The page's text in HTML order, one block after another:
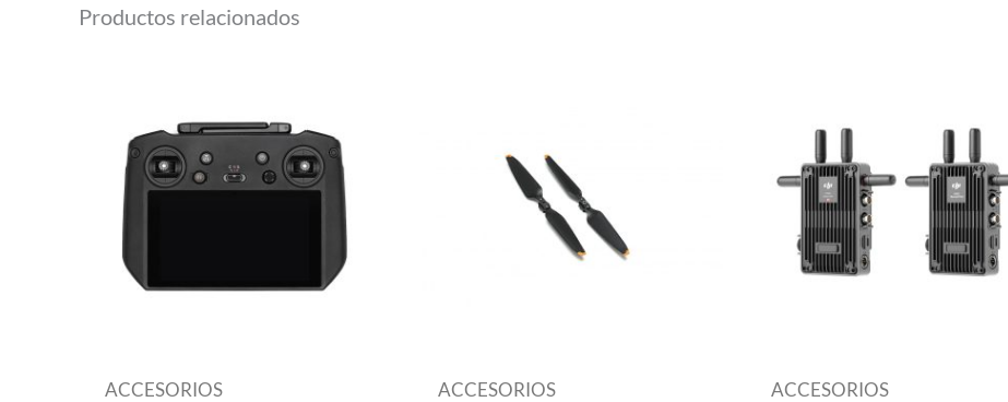
Productos relacionados
ACCESORIOS ACCESORIOS ACCESORIOS